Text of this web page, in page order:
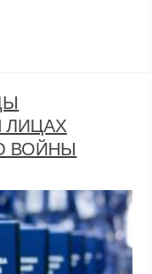
ЛИЦАХ
ВОЙНЫ